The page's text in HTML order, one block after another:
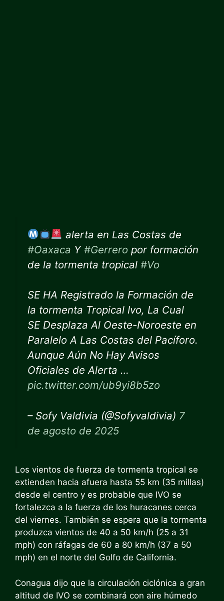
alerta en Las Costas de
#Oaxaca Y #Gerrero por formación
de la tormenta tropical #Vo
SE HA Registrado la Formación de
la tormenta Tropical Ivo, La Cual
SE Desplaza Al Oeste-Noroeste en
Paralelo A Las Costas del Pacíforo.
Aunque Aún No Hay Avisos
Oficiales de Alerta …
pic.twitter.com/ub9yi8b5zo
– Sofy Valdivia (@Sofyvaldivia) 7
de agosto de 2025
Los vientos de fuerza de tormenta tropical se
extienden hacia afuera hasta 55 km (35 millas)
desde el centro y es probable que IVO se
fortalezca a la fuerza de los huracanes cerca
del viernes. También se espera que la tormenta
produzca vientos de 40 a 50 km/h (25 a 31
mph) con ráfagas de 60 a 80 km/h (37 a 50
mph) en el norte del Golfo de California.
Conagua dijo que la circulación ciclónica a gran
altitud de IVO se combinará con aire húmedo